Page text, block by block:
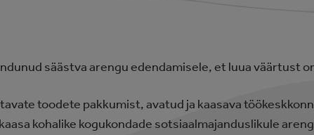
säästva arengu edendamisele, et luua väärtust
toodete pakkumist, avatud ja kaasava
kohalike kogukondade sotsiaalmajanduslikule